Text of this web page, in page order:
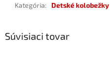
Kategória: Detské kolobežky
Súvisiaci tovar